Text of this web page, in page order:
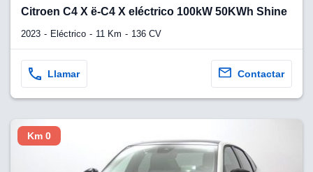
Citroen C4 X ë-C4 X eléctrico 100kW 50KWh Shine
2023 Eléctrico 11 Km 136 CV
Llamar Contactar
Km 0